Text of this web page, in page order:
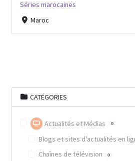
Séries marocaines
Maroc
CATÉGORIES
Actualités et Médias 0
Blogs et sites d'actualités en
Chaînes de télévision 0